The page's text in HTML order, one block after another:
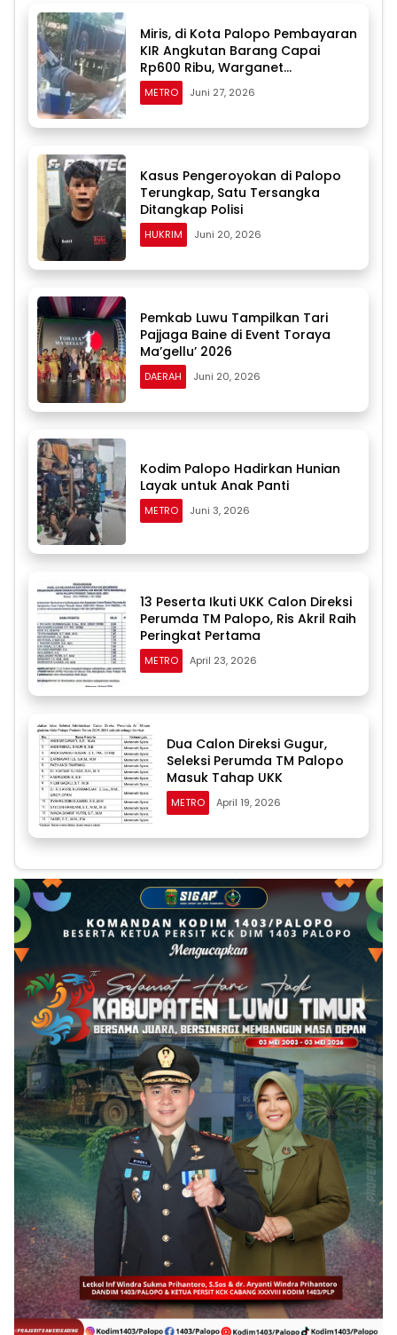
Miris, di Kota Palopo Pembayaran
KIR Angkutan Barang Capai
Rp600 Ribu, Warganet
Pertanyakan Dugaan Pungli
METRO Juni 27, 2026
Kasus Pengeroyokan di Palopo
Terungkap, Satu Tersangka
Ditangkap Polisi
HUKRIM Juni 20, 2026
Pemkab Luwu Tampilkan Tari
Pajjaga Baine di Event Toraya
Ma’gellu’ 2026
DAERAH Juni 20, 2026
Kodim Palopo Hadirkan Hunian
Layak untuk Anak Panti
METRO Juni 3, 2026
13 Peserta Ikuti UKK Calon Direksi
Perumda TM Palopo, Ris Akril Raih
Peringkat Pertama
METRO April 23, 2026
Dua Calon Direksi Gugur,
Seleksi Perumda TM Palopo
Masuk Tahap UKK
METRO April 19, 2026